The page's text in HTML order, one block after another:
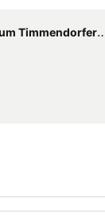
Timmendorfer Strand